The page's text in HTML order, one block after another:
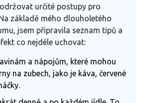
určité postupy pro
základě mého dlouholetého
jsem připravila seznam tipů a
co nejdéle uchovat:
a nápojům, které mohou
na zubech, jako je káva, červené